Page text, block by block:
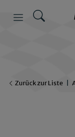
Zurück zur Liste